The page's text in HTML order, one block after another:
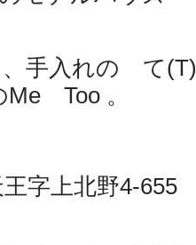
手入れの て
Me Too 。
王字上北野4-